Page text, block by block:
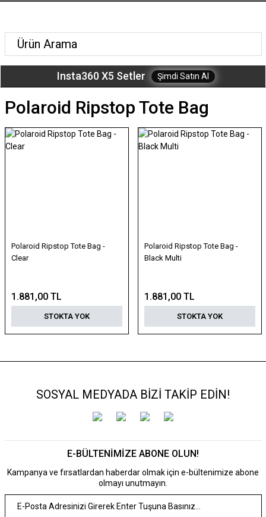
Insta360 X5 Setler Şimdi Satın Al
Polaroid Ripstop Tote Bag
Polaroid Ripstop Tote Bag -
Clear
1.881,00 TL
STOKTA YOK
Polaroid Ripstop Tote Bag -
Black Multi
1.881,00 TL
STOKTA YOK
SOSYAL MEDYADA BİZİ TAKİP EDİN!
E-BÜLTENİMİZE ABONE OLUN!
Kampanya ve fırsatlardan haberdar olmak için e-bültenimize abone
olmayı unutmayın.